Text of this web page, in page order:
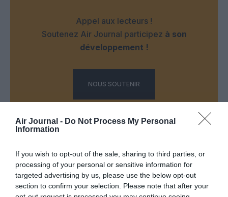
Air Journal - Do Not Process My Personal
Information
If you wish to opt-out of the sale, sharing to third parties, or
processing of your personal or sensitive information for
targeted advertising by us, please use the below opt-out
section to confirm your selection. Please note that after your
Appel aux lecteurs !
Soutenez Air Journal participez à son
développement !
NOUS SOUTENIR
DERNIERS COMMENTAIRES